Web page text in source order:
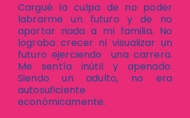
Cargué la culpa de no poder
labrarme un futuro y de no
aportar nada a mi familia. No
lograba crecer ni visualizar un
futuro ejerciendo una carrera.
Me sentía inútil y apenado.
Siendo un adulto, no era
autosuficiente
económicamente.